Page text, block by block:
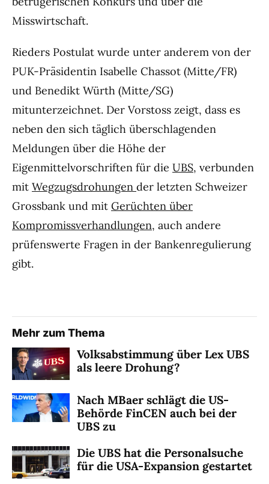
Misswirtschaft.
Rieders Postulat wurde unter anderem von der
PUK-Präsidentin Isabelle Chassot (Mitte/FR)
und Benedikt Würth (Mitte/SG)
mitunterzeichnet. Der Vorstoss zeigt, dass es
neben den sich täglich überschlagenden
Meldungen über die Höhe der
Eigenmittelvorschriften für die UBS, verbunden
mit Wegzugsdrohungen der letzten Schweizer
Grossbank und mit Gerüchten über
Kompromissverhandlungen, auch andere
prüfenswerte Fragen in der Bankenregulierung
gibt.
Mehr zum Thema
Volksabstimmung über Lex UBS
als leere Drohung?
Nach MBaer schlägt die US-
Behörde FinCEN auch bei der
UBS zu
Die UBS hat die Personalsuche
für die USA-Expansion gestartet